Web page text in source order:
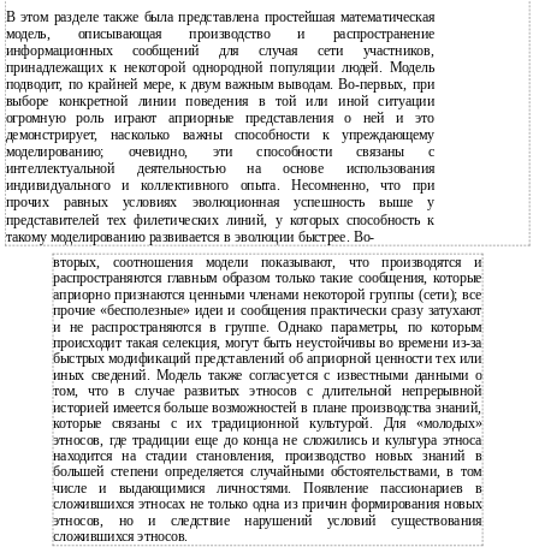
В этом разделе также была представлена простейшая математическая
модель, описывающая производство и распространение
информационных сообщений для случая сети участников,
принадлежащих к некоторой однородной популяции людей. Модель
подводит, по крайней мере, к двум важным выводам. Во-первых, при
выборе конкретной линии поведения в той или иной ситуации
огромную роль играют априорные представления о ней и это
демонстрирует, насколько важны способности к упреждающему
моделированию; очевидно, эти способности связаны с
интеллектуальной деятельностью на основе использования
индивидуального и коллективного опыта. Несомненно, что при
прочих равных условиях эволюционная успешность выше у
представителей тех филетических линий, у которых способность к
такому моделированию развивается в эволюции быстрее. Во-
вторых, соотношения модели показывают, что производятся и
распространяются главным образом только такие сообщения, которые
априорно признаются ценными членами некоторой группы (сети); все
прочие «бесполезные» идеи и сообщения практически сразу затухают
и не распространяются в группе. Однако параметры, по которым
происходит такая селекция, могут быть неустойчивы во времени из-за
быстрых модификаций представлений об априорной ценности тех или
иных сведений. Модель также согласуется с известными данными о
том, что в случае развитых этносов с длительной непрерывной
историей имеется больше возможностей в плане производства знаний,
которые связаны с их традиционной культурой. Для «молодых»
этносов, где традиции еще до конца не сложились и культура этноса
находится на стадии становления, производство новых знаний в
большей степени определяется случайными обстоятельствами, в том
числе и выдающимися личностями. Появление пассионариев в
сложившихся этносах не только одна из причин формирования новых
этносов, но и следствие нарушений условий существования
сложившихся этносов.